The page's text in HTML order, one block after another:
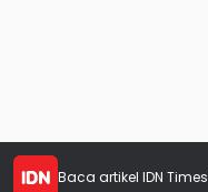
Baca artikel IDN Times